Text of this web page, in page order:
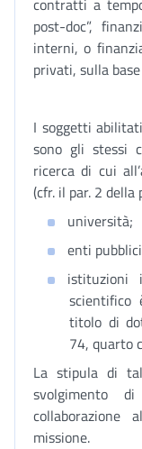
contratti a
post-doc”,
interni, o
privati, sulla
I soggetti
sono gli stessi
ricerca di cui
(cfr. il par. 2 della
università;
enti
istituzioni
scientifico
titolo di
74, quarto
La stipula di
svolgimento
missione.